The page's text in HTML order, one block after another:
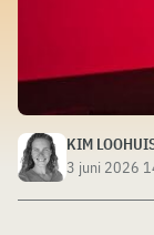
KIM
3 juni 2026